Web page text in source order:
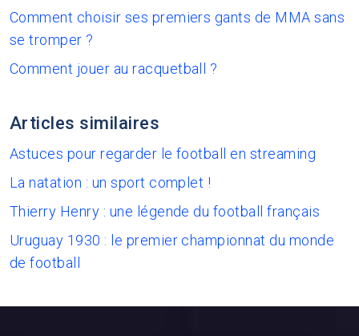
Comment choisir ses premiers gants de MMA sans
se tromper ?
Comment jouer au racquetball ?
Articles similaires
Astuces pour regarder le football en streaming
La natation : un sport complet !
Thierry Henry : une légende du football français
Uruguay 1930 : le premier championnat du monde
de football